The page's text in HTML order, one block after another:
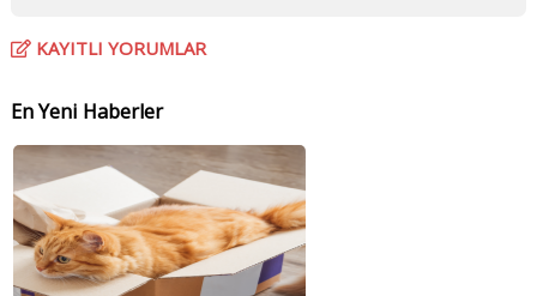
KAYITLI YORUMLAR
En Yeni Haberler